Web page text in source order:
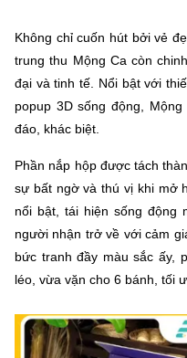
Không chỉ cuốn hút bởi vẻ
trung thu Mộng Ca còn
đại và tinh tế. Nổi bật với
popup 3D sống động,
đáo, khác biệt.
Phần nắp hộp được tách
sự bất ngờ và thú vị khi mở
nổi bật, tái hiện sống động
người nhận trở về với cảm
bức tranh đầy màu sắc ấy,
léo, vừa vặn cho 6 bánh, tối